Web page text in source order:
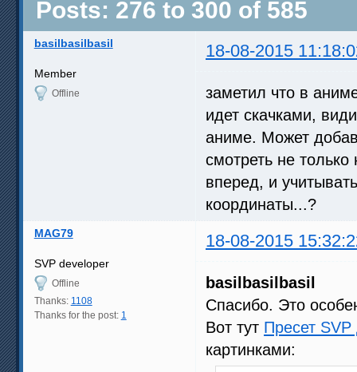
Posts: 276 to 300 of 585
basilbasilbasil 18-08-2015
Member
Offline
заметил что в
идет скачками,
аниме. Может
смотреть не
вперед, и
координаты...?
MAG79 18-08-2015
SVP developer
Offline
Thanks: 1108
Thanks for the post: 1
basilbasilbasil
Спасибо. Это
Вот тут Пресет
картинками: